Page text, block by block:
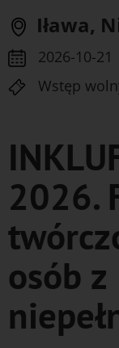
Iława,
2026-10-21
Wstęp
2026.
osób z